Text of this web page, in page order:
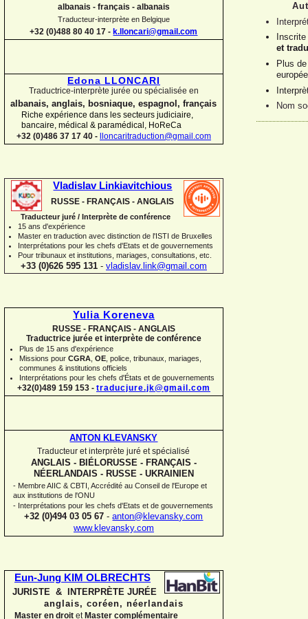
albanais - français - albanais
Traducteur-interprète en Belgique
+32 (0)488 80 40 17 - k.lloncari@gmail.com
Edona LLONCARI
Traductrice-interprète jurée ou spécialisée en
albanais, anglais, bosniaque, espagnol, français
Riche expérience dans les secteurs judiciaire,
bancaire, médical & paramédical, HoReCa
+32 (0)486 37 17 40 -
lloncaritraduction@gmail.com
Vladislav Linkiavitchious
RUSSE - FRANÇAIS - ANGLAIS
Traducteur juré / Interprète de conférence
15 ans d'expérience
Master en traduction avec distinction de l'ISTI de Bruxelles
Interprétations pour les chefs d'Etats et de gouvernements
Pour tribunaux et institutions , mariages, consultations, etc.
+33 (0)626 595 131 - vladislav.link@gmail.com
Yulia Koreneva
RUSSE - FRANÇAIS - ANGLAIS
Traductrice jurée et interprète de conférence
Plus de 15 ans d'expérience
Missions pour CGRA OE police, tribunaux, mariages,
communes & institutions officiels
Interprétations pour les chefs d'États et de gouvernements
+32(0)489 159 153 - traducjure.jk@gmail.com
ANTON KLEVANSKY
Traducteur et interprète juré et spécialisé
ANGLAIS - BIÉLORUSSE - FRANÇAIS -
NÉERLANDAIS - RUSSE - UKRAINIEN
- Membre AIIC & CBTI, Accrédité au Conseil de l'Europe et
aux institutions de l'ONU
- Interprétations pour les chefs d'Etats et de gouvernements
+32 (0)494 03 05 67 - anton@klevansky.com
www.klevansky.com
Eun-Jung KIM OLBRECHTS
JURISTE & INTERPRÈTE JURÉE
anglais, coréen, néerlandais
Master en droit etMaster complémentaire
et
Plus
Nom